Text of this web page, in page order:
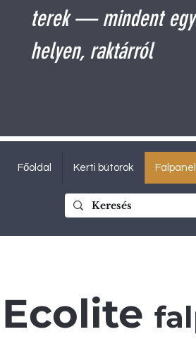
terek — mindent egy
helyen, raktárról
Főoldal Kerti bútorok
Ecolite